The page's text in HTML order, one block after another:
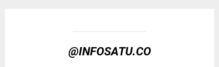
@INFOSATU.CO